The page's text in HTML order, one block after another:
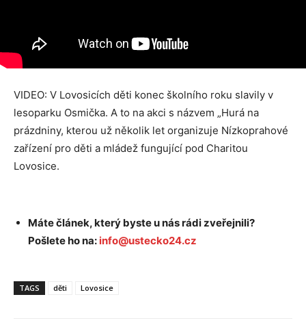
VIDEO: V Lovosicích děti konec školního roku slavily v
lesoparku Osmička. A to na akci s názvem „Hurá na
prázdniny, kterou už několik let organizuje Nízkoprahové
zařízení pro děti a mládež fungující pod Charitou
Lovosice.
Máte článek, který byste u nás rádi zveřejnili?
Pošlete ho na: info@ustecko24.cz
TAGS děti Lovosice